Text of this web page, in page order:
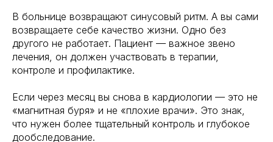
В больнице возвращают синусовый ритм. А вы сами
возвращаете себе качество жизни. Одно без
другого не работает. Пациент — важное звено
лечения, он должен участвовать в терапии,
контроле и профилактике.
Если через месяц вы снова в кардиологии — это не
«магнитная буря» и не «плохие врачи». Это знак,
что нужен более тщательный контроль и глубокое
дообследование.
Юридическая информация
Публичная оферта
Политика конфиденциальности
О компании
Партнерская программа для лидеров мнений